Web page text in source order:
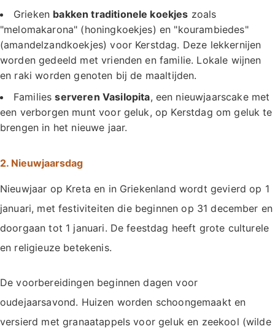
Grieken bakken traditionele koekjes zoals
"melomakarona" (honingkoekjes) en "kourambiedes"
(amandelzandkoekjes) voor Kerstdag. Deze lekkernijen
worden gedeeld met vrienden en familie. Lokale wijnen
en raki worden genoten bij de maaltijden.
Familiesserveren Vasilopita, een nieuwjaarscake met
een verborgen munt voor geluk, op Kerstdag om geluk te
brengen in het nieuwe jaar.
2. Nieuwjaarsdag
Nieuwjaar op Kreta en in Griekenland wordt gevierd op 1
januari, met festiviteiten die beginnen op 31 december en
doorgaan tot 1 januari. De feestdag heeft grote culturele
en religieuze betekenis.
De voorbereidingen beginnen dagen voor
oudejaarsavond. Huizen worden schoongemaakt en
versierd met granaatappels voor geluk en zeekool (wilde